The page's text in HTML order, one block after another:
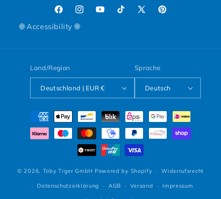
FacebookInstagram
YouTubeTikTokX (Twitter)
Pinterest
🌐 Accessibility 🌐
Land/Region
Deutschland | EUR €
Sprache
Deutsch
Zahlungsmethoden
© 2026, Toby Tiger GmbH Powered by Shopify Widerrufsrecht
Datenschutzerklärung AGB Versand Impressum